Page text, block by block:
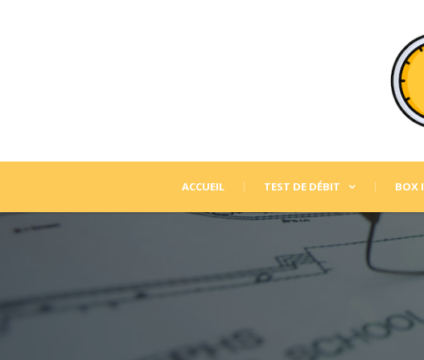
ACCUEIL TEST DE DÉBIT BOX